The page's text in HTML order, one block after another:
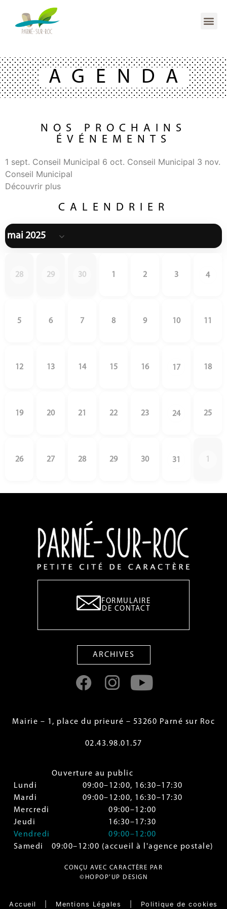
AGENDA
NOS PROCHAINS
ÉVÉNEMENTS
1 sept. Conseil Municipal 6 oct. Conseil Municipal 3 nov.
Conseil Municipal
Découvrir plus
CALENDRIER
28 29 30 1 2 3 4
5 6 7 8 9 10 11
12 13 14 15 16 17 18
19 20 21 22 23 24 25
26 27 28 29 30 31 1
FORMULAIRE
DE CONTACT
ARCHIVES
Mairie – 1, place du prieuré – 53260 Parné sur Roc
02.43.98.01.57
Ouverture au public
Lundi
09:00–12:00, 16:30–17:30
Mardi
09:00–12:00, 16:30–17:30
Mercredi
09:00–12:00
Jeudi
16:30–17:30
Vendredi
09:00–12:00
Samedi
09:00–12:00 (accueil à l'agence postale)
CONÇU AVEC CARACTÈRE PAR
©HOPOP’UP DESIGN
Accueil Mentions Légales Politique de cookies